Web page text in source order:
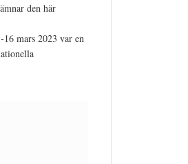
den här
mars 2023 var en